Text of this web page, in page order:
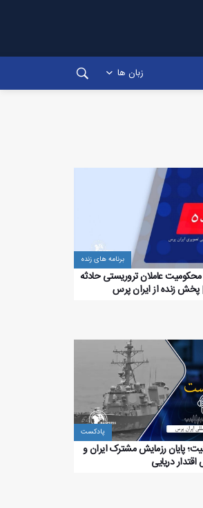
زبان ها
برنامه های زنده
محکومیت عاملان تروریستی حادثه
زنده از ایران پرس
پادکست
پایان رزمایش مشترک ایران و
دریایی